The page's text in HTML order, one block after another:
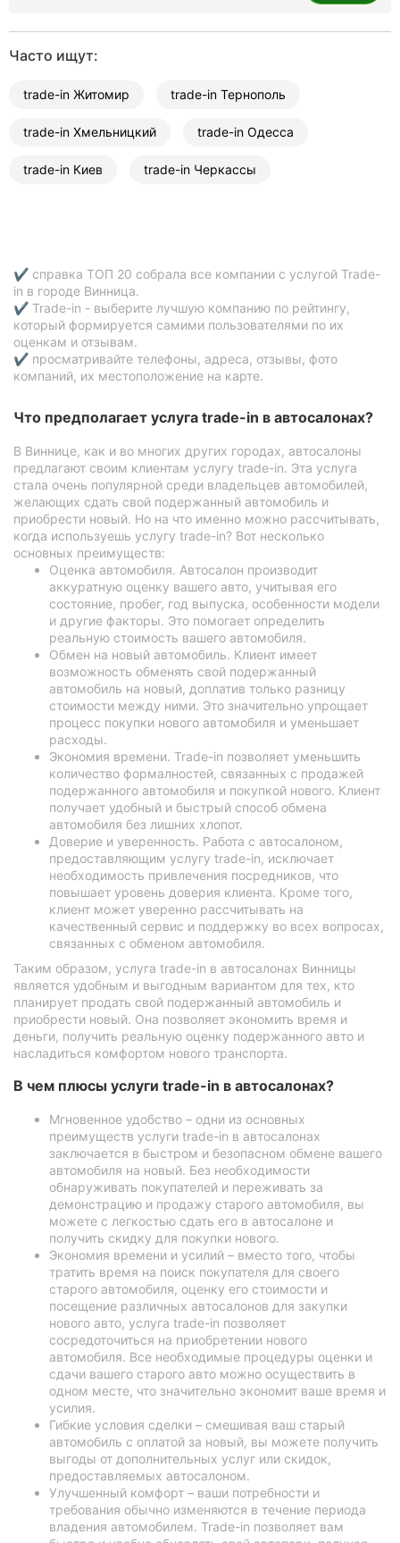
Часто ищут:
trade-in Житомир trade-in Тернополь
trade-in Хмельницкий trade-in Одесса
trade-in Киев trade-in Черкассы
✔ справка ТОП 20 собрала все компании с услугой Trade-
in в городе Винница.
✔ Trade-in - выберите лучшую компанию по рейтингу,
который формируется самими пользователями по их
оценкам и отзывам.
✔ просматривайте телефоны, адреса, отзывы, фото
компаний, их местоположение на карте.
Что предполагает услуга trade-in в автосалонах?
В Виннице, как и во многих других городах, автосалоны
предлагают своим клиентам услугу trade-in. Эта услуга
стала очень популярной среди владельцев автомобилей,
желающих сдать свой подержанный автомобиль и
приобрести новый. Но на что именно можно рассчитывать,
когда используешь услугу trade-in? Вот несколько
основных преимуществ:
Оценка автомобиля. Автосалон производит
аккуратную оценку вашего авто, учитывая его
состояние, пробег, год выпуска, особенности модели
и другие факторы. Это помогает определить
реальную стоимость вашего автомобиля.
Обмен на новый автомобиль. Клиент имеет
возможность обменять свой подержанный
автомобиль на новый, доплатив только разницу
стоимости между ними. Это значительно упрощает
процесс покупки нового автомобиля и уменьшает
расходы.
Экономия времени. Trade-in позволяет уменьшить
количество формалностей, связанных с продажей
подержанного автомобиля и покупкой нового. Клиент
получает удобный и быстрый способ обмена
автомобиля без лишних хлопот.
Доверие и уверенность. Работа с автосалоном,
предоставляющим услугу trade-in, исключает
необходимость привлечения посредников, что
повышает уровень доверия клиента. Кроме того,
клиент может уверенно рассчитывать на
качественный сервис и поддержку во всех вопросах,
связанных с обменом автомобиля.
Таким образом, услуга trade-in в автосалонах Винницы
является удобным и выгодным вариантом для тех, кто
планирует продать свой подержанный автомобиль и
приобрести новый. Она позволяет экономить время и
деньги, получить реальную оценку подержанного авто и
насладиться комфортом нового транспорта.
В чем плюсы услуги trade-in в автосалонах?
Мгновенное удобство – одни из основных
преимуществ услуги trade-in в автосалонах
заключается в быстром и безопасном обмене вашего
автомобиля на новый. Без необходимости
обнаруживать покупателей и переживать за
демонстрацию и продажу старого автомобиля, вы
можете с легкостью сдать его в автосалоне и
получить скидку для покупки нового.
Экономия времени и усилий – вместо того, чтобы
тратить время на поиск покупателя для своего
старого автомобиля, оценку его стоимости и
посещение различных автосалонов для закупки
нового авто, услуга trade-in позволяет
сосредоточиться на приобретении нового
автомобиля. Все необходимые процедуры оценки и
сдачи вашего старого авто можно осуществить в
одном месте, что значительно экономит ваше время и
усилия.
Гибкие условия сделки – смешивая ваш старый
автомобиль с оплатой за новый, вы можете получить
выгоды от дополнительных услуг или скидок,
предоставляемых автосалоном.
Улучшенный комфорт – ваши потребности и
требования обычно изменяются в течение периода
владения автомобилем. Trade-in позволяет вам